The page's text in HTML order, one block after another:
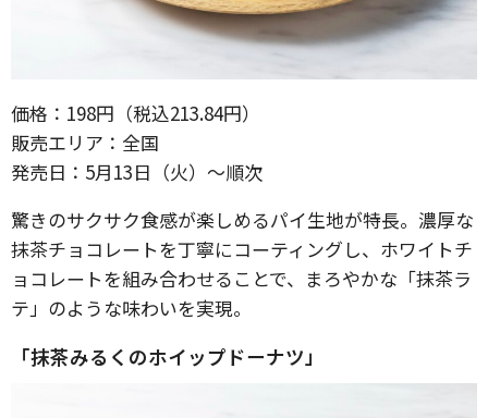
価格：198円（税込213.84円）
販売エリア：全国
発売日：5月13日（火）〜順次
驚きのサクサク食感が楽しめるパイ生地が特長。濃厚な
抹茶チョコレートを丁寧にコーティングし、ホワイトチ
ョコレートを組み合わせることで、まろやかな「抹茶ラ
テ」のような味わいを実現。
「抹茶みるくのホイップドーナツ」